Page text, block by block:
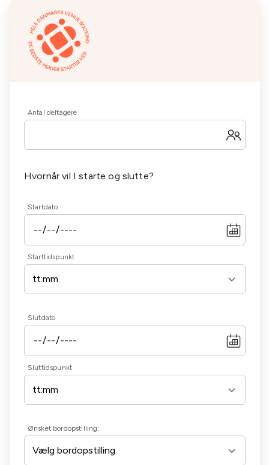
Antal deltagere
Hvornår vil I starte og slutte?
Startdato
Starttidspunkt
Slutdato
Sluttidspunkt
Ønsket bordopstilling: